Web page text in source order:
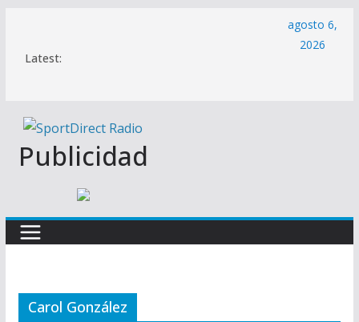
contenido
Latest:
agosto 6,
2026
Publicidad
Carol González